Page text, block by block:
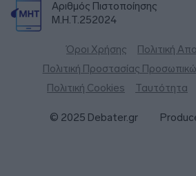
Αριθμός Πιστοποίησης
Μ.Η.Τ.252024
Όροι Χρήσης
Πολιτική
Πολιτική Προστασίας
Πολιτική Cookies
Ταυτότητα
© 2025 Debater.gr